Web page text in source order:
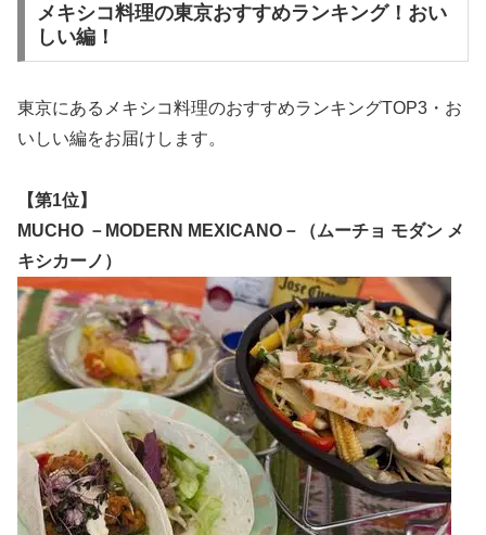
メキシコ料理の東京おすすめランキング！おい
しい編！
東京にあるメキシコ料理のおすすめランキングTOP3・ お
いしい編をお届けします。
【第1位】
MUCHO －MODERN MEXICANO－（ムーチョ モダン メ
キシカーノ）